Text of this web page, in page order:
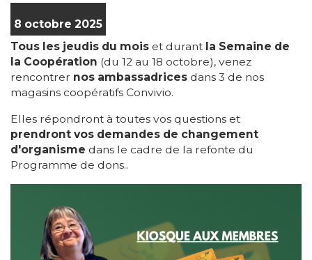
8 octobre 2025
Tous les jeudis du mois et durant la Semaine de
la Coopération (du 12 au 18 octobre), venez
rencontrer nos ambassadrices dans 3 de nos
magasins coopératifs Convivio.
Elles répondront à toutes vos questions et
prendront vos demandes de changement
d'organisme dans le cadre de la refonte du
Programme de dons..